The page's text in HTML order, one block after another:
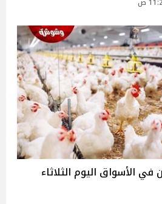
قائمة بأسعار الدواجن في الأسواق‎‎ اليوم الثلاثاء